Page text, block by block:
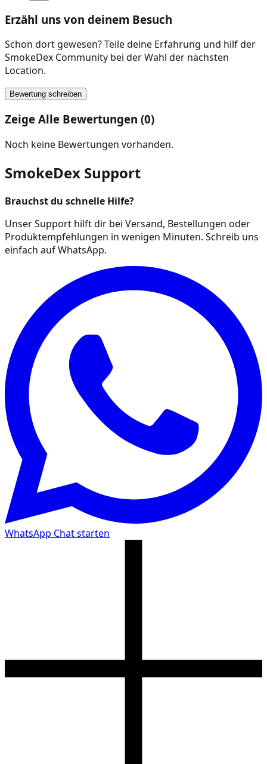
Erzähl uns von deinem Besuch
Schon dort gewesen? Teile deine Erfahrung und hilf der
SmokeDex Community bei der Wahl der nächsten
Location.
Bewertung schreiben
Zeige Alle Bewertungen (0)
Noch keine Bewertungen vorhanden.
SmokeDex Support
Brauchst du schnelle Hilfe?
Unser Support hilft dir bei Versand, Bestellungen oder
Produktempfehlungen in wenigen Minuten. Schreib uns
einfach auf WhatsApp.
WhatsApp Chat starten